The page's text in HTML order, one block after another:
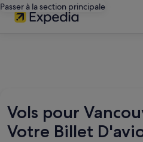
Passer à la section principale
Vols pour
Votre Billet